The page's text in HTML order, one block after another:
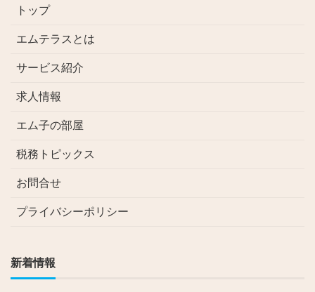
トップ
エムテラスとは
サービス紹介
求人情報
エム子の部屋
税務トピックス
お問合せ
プライバシーポリシー
新着情報